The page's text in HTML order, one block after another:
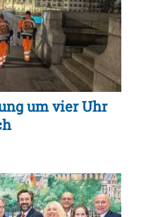
um vier Uhr